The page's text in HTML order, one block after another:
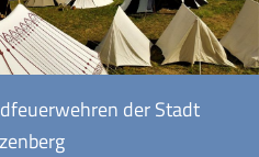
der Stadt